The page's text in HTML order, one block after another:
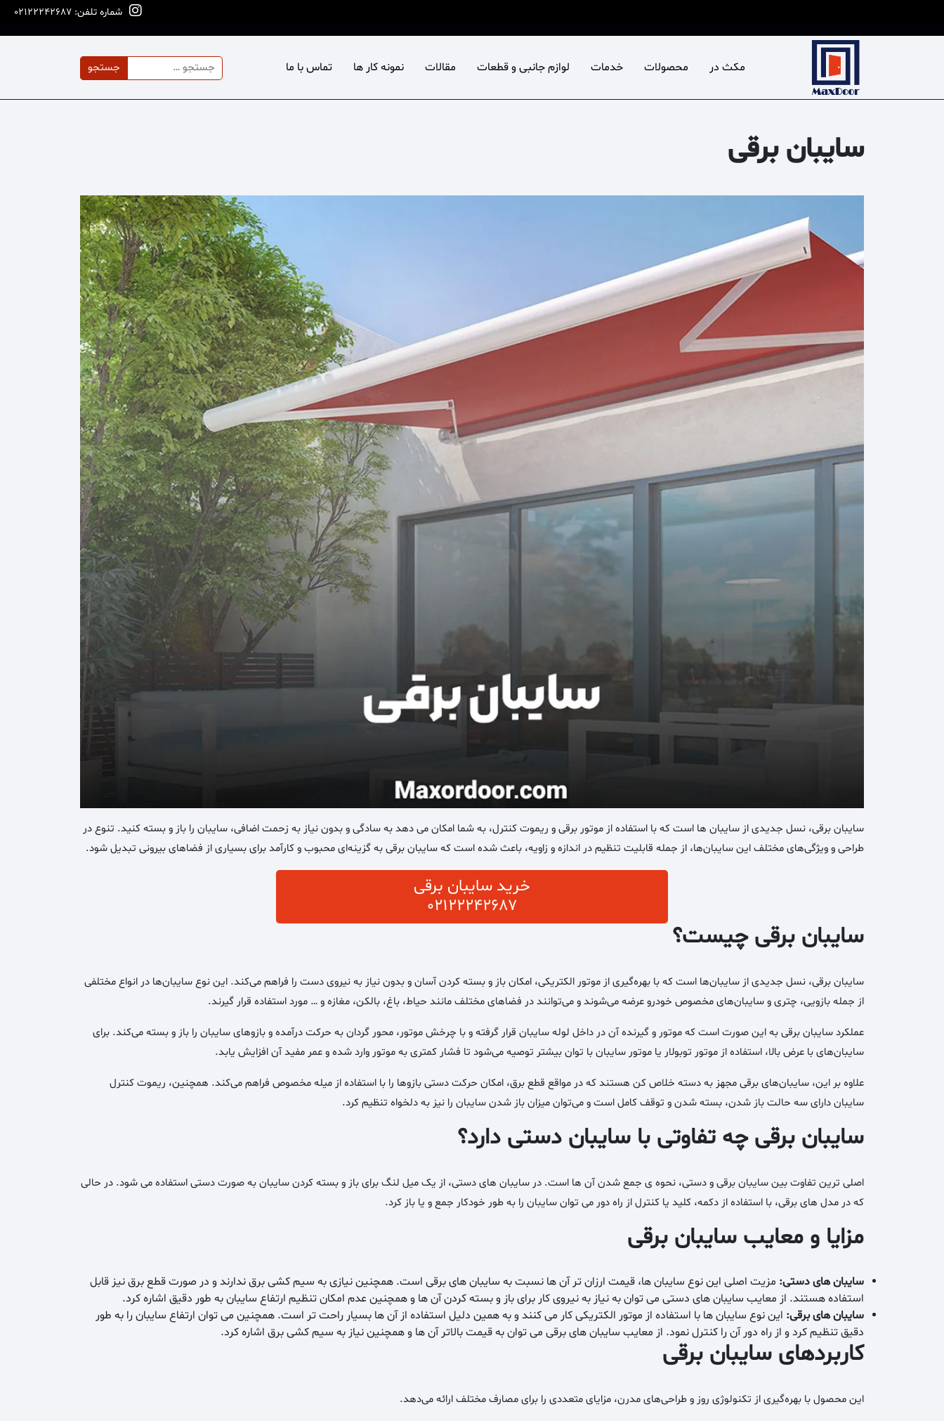
شماره تلفن: 02122242687
مکث در محصولات خدمات لوازم جانبی و قطعات مقالات نمونه کار ها تماس با ما
جستجو
برای:
سایبان برقی
سایبان برقی، نسل جدیدی از سایبان ها است که با استفاده از موتور برقی و ریموت کنترل، به شما امکان می دهد به سادگی و بدون نیاز به زحمت اضافی، سایبان را باز و بسته کنید. تنوع در
طراحی و ویژگی‌های مختلف این سایبان‌ها، از جمله قابلیت تنظیم در اندازه و زاویه، باعث شده است که سایبان برقی به گزینه‌ای محبوب و کارآمد برای بسیاری از فضاهای بیرونی تبدیل شود.
خرید سایبان برقی
02122242687
سایبان برقی چیست؟
سایبان برقی، نسل جدیدی از سایبان‌ها است که با بهره‌گیری از موتور الکتریکی، امکان باز و بسته کردن آسان و بدون نیاز به نیروی دست را فراهم می‌کند. این نوع سایبان‌ها در انواع مختلفی
از جمله بازویی، چتری و سایبان‌های مخصوص خودرو عرضه می‌شوند و می‌توانند در فضاهای مختلف مانند حیاط، باغ، بالکن، مغازه و … مورد استفاده قرار گیرند.
عملکرد سایبان برقی به این صورت است که موتور و گیرنده آن در داخل لوله سایبان قرار گرفته و با چرخش موتور، محور گردان به حرکت درآمده و بازوهای سایبان را باز و بسته می‌کند. برای
سایبان‌های با عرض بالا، استفاده از موتور توبولار یا موتور سایبان با توان بیشتر توصیه می‌شود تا فشار کمتری به موتور وارد شده و عمر مفید آن افزایش یابد.
علاوه بر این، سایبان‌های برقی مجهز به دسته خلاص کن هستند که در مواقع قطع برق، امکان حرکت دستی بازوها را با استفاده از میله مخصوص فراهم می‌کند. همچنین، ریموت کنترل
سایبان دارای سه حالت باز شدن، بسته شدن و توقف کامل است و می‌توان میزان باز شدن سایبان را نیز به دلخواه تنظیم کرد.
سایبان برقی چه تفاوتی با سایبان دستی دارد؟
اصلی ترین تفاوت بین سایبان برقی و دستی، نحوه ی جمع شدن آن ها است. در سایبان های دستی، از یک میل لنگ برای باز و بسته کردن سایبان به صورت دستی استفاده می شود. در حالی
که در مدل های برقی، با استفاده از دکمه، کلید یا کنترل از راه دور می توان سایبان را به طور خودکار جمع و یا باز کرد.
مزایا و معایب سایبان برقی
سایبان های دستی: مزیت اصلی این نوع سایبان ها، قیمت ارزان تر آن ها نسبت به سایبان های برقی است. همچنین نیازی به سیم کشی برق ندارند و در صورت قطع برق نیز قابل
استفاده هستند. از معایب سایبان های دستی می توان به نیاز به نیروی کار برای باز و بسته کردن آن ها و همچنین عدم امکان تنظیم ارتفاع سایبان به طور دقیق اشاره کرد.
سایبان های برقی: این نوع سایبان ها با استفاده از موتور الکتریکی کار می کنند و به همین دلیل استفاده از آن ها بسیار راحت تر است. همچنین می توان ارتفاع سایبان را به طور
دقیق تنظیم کرد و از راه دور آن را کنترل نمود. از معایب سایبان های برقی می توان به قیمت بالاتر آن ها و همچنین نیاز به سیم کشی برق اشاره کرد.
کاربردهای سایبان برقی
این محصول با بهره‌گیری از تکنولوژی روز و طراحی‌های مدرن، مزایای متعددی را برای مصارف مختلف ارائه می‌دهد.